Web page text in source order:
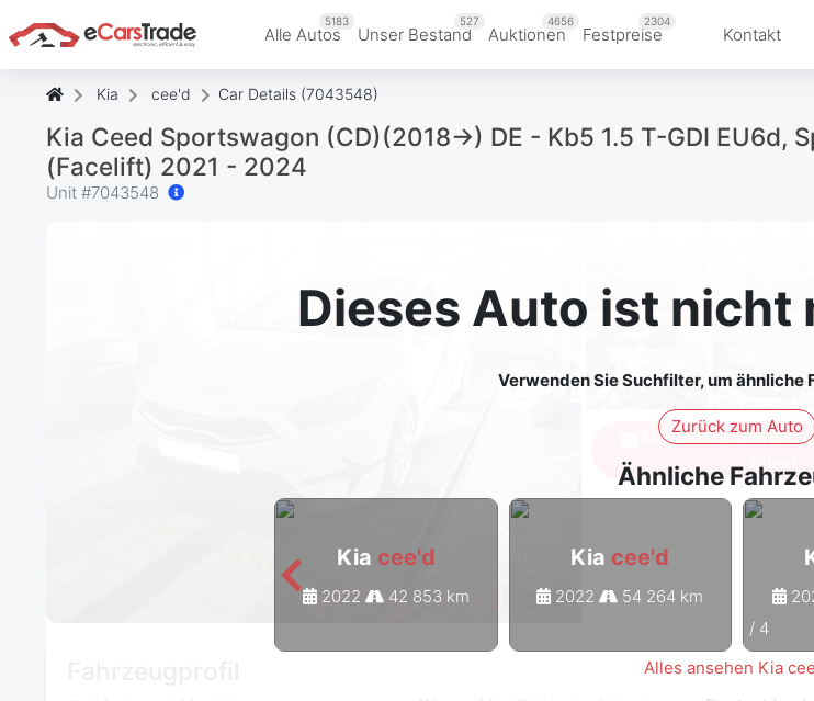
Alle Autos
5183
Unser Bestand
527
Auktionen
4656
Festpreise
2304
Kontakt
Kia cee'd Car Details (7043548)
Kia Ceed Sportswagon (CD)(2018->) DE - Kb5 1.5 T-GDI EU6d,
(Facelift) 2021 - 2024
Unit #7043548
Dieses Auto ist nicht
Verwenden Sie Suchfilter, um ähnliche
Zurück zum Auto
Ähnliche
Kia cee'd
2022 42 853 km
Kia cee'd
2022 54 264 km
/ 4
Alles ansehen Kia
Melden Sie sich an,
sehen